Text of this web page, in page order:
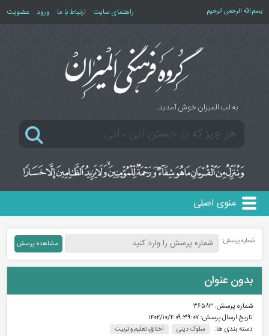
بسم الله الرحمن الرحیم راهنمای سایت ارتباط با ما ورود عضویت
به لب المیزان خوش آمدید.
منوی اصلی
شماره پرسش:
بدون عنوان
شماره پرسش: ۳۶۵۸۳
تاریخ ارسال پرسش:۰۹:۳۹:۰۷ ۱۴۰۲/۱۰/۴
دسته بندی ها:
سلوک دینی اخلاق، تعلیم و تربیت